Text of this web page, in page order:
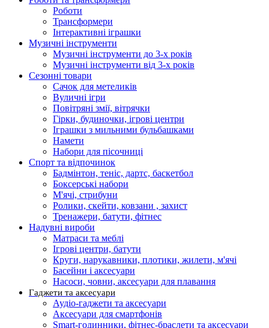
Роботи
Трансформери
Інтерактивні іграшки
Музичні інструменти
Музичні інструменти до 3-х років
Музичні інструменти від 3-х років
Сезонні товари
Сачок для метеликів
Вуличні ігри
Повітряні змії, вітрячки
Гірки, будиночки, ігрові центри
Іграшки з мильними бульбашками
Намети
Набори для пісочниці
Спорт та відпочинок
Бадмінтон, теніс, дартс, баскетбол
Боксерські набори
М'ячі, стрибуни
Ролики, скейти, ковзани , захист
Тренажери, батути, фітнес
Надувні вироби
Матраси та меблі
Ігрові центри, батути
Круги, нарукавники, плотики, жилети, м'ячі
Басейни і аксесуари
Насоси, човни, аксесуари для плавання
Гаджети та аксесуари
Аудіо-гаджети та аксесуари
Аксесуари для смартфонів
Smart-годинники, фітнес-браслети та аксесуари